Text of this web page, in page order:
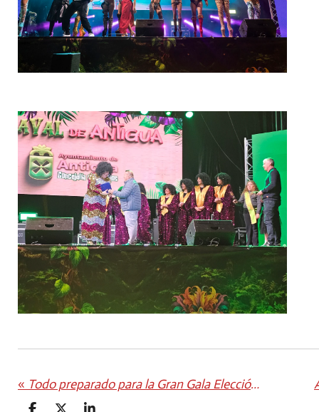
« Todo preparado para la Gran Gala Elección Reina Infantil Carnaval de Antigua